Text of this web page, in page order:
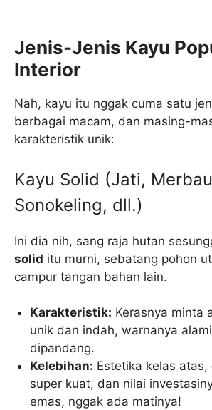
Jenis-Jenis Kayu
Interior
Nah, kayu itu nggak cuma satu
berbagai macam, dan masing-
karakteristik unik:
Kayu Solid (Jati,
Sonokeling, dll.)
Ini dia nih, sang raja hutan
solid itu murni, sebatang pohon
campur tangan bahan lain.
Karakteristik: Kerasnya minta
unik dan indah, warnanya
dipandang.
Kelebihan: Estetika kelas atas,
super kuat, dan nilai
emas, nggak ada matinya!